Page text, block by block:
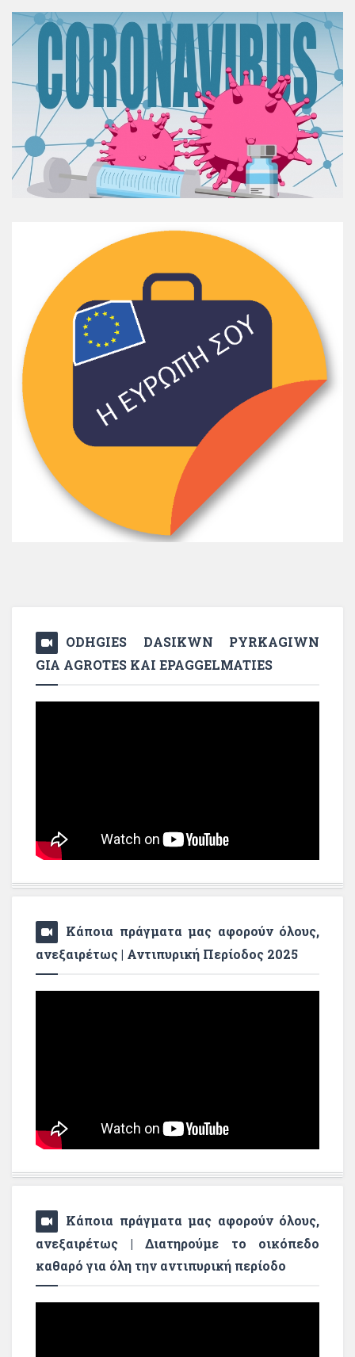
ODHGIES DASIKWN PYRKAGIWN
GIA AGROTES KAI EPAGGELMATIES
Κάποια πράγματα μας αφορούν όλους,
ανεξαιρέτως | Αντιπυρική Περίοδος 2025
Κάποια πράγματα μας αφορούν όλους,
ανεξαιρέτως | Διατηρούμε το οικόπεδο
καθαρό για όλη την αντιπυρική περίοδο